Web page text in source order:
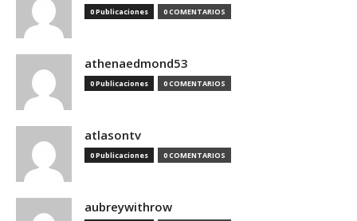
0 Publicaciones 0 COMENTARIOS
athenaedmond53
0 Publicaciones 0 COMENTARIOS
atlasontv
0 Publicaciones 0 COMENTARIOS
aubreywithrow